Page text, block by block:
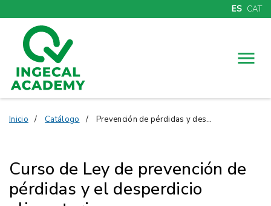
ES CAT
Menú
Inicio Catálogo Prevención de pérdidas y desperdicio alimentario
Curso de Ley de prevención de
pérdidas y el desperdicio